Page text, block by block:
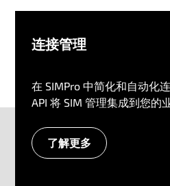
连接管理
在 SIMPro 中简化和自动化
API 将 SIM 管理集成到您的
了解更多